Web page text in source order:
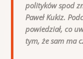
polityków spod
Paweł Kukiz.
powiedział, co
tym, że sam ma